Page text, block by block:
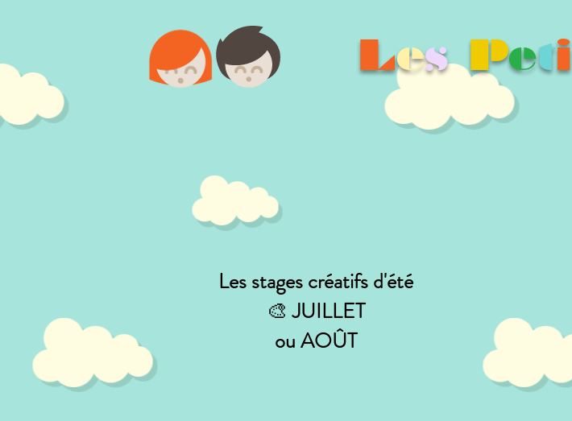
Les Peti
Les stages créatifs d'été
🎨JUILLET
ou AOÛT